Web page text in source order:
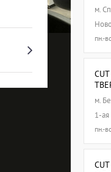
м.
пн.-
м.
1-ая
пн.-